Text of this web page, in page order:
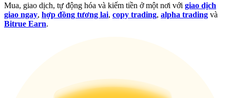
Mua, giao dịch, tự động hóa và kiếm tiền ở một nơi với giao dịch
giao ngay, hợp đồng tương lai, copy trading, alpha trading và
Bitrue Earn.